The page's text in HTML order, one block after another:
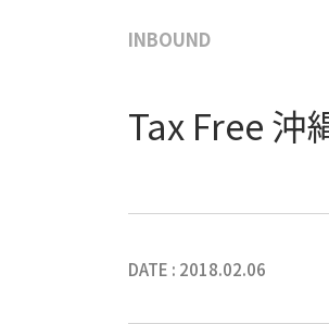
INBOUND
Tax Free 沖
DATE : 2018.02.06